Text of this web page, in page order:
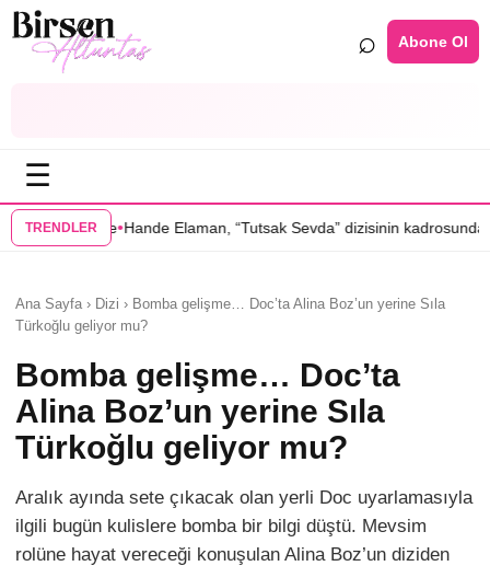
⌕ Abone Ol
☰
TRENDLER
Elaman, “Tutsak Sevda” dizisinin kadrosunda•Serenay Sarıkaya’lı
Ana Sayfa › Dizi › Bomba gelişme… Doc’ta Alina Boz’un yerine Sıla
Türkoğlu geliyor mu?
Bomba gelişme… Doc’ta
Alina Boz’un yerine Sıla
Türkoğlu geliyor mu?
Aralık ayında sete çıkacak olan yerli Doc uyarlamasıyla
ilgili bugün kulislere bomba bir bilgi düştü. Mevsim
rolüne hayat vereceği konuşulan Alina Boz’un diziden